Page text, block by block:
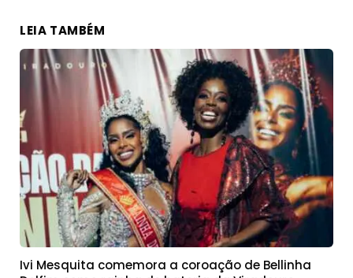
LEIA TAMBÉM
Ivi Mesquita comemora a coroação de Bellinha